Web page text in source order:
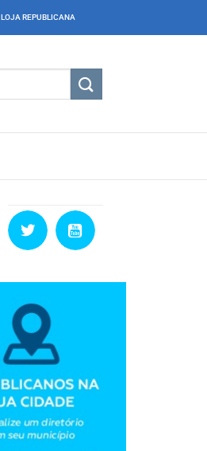
LOJA REPUBLICANA